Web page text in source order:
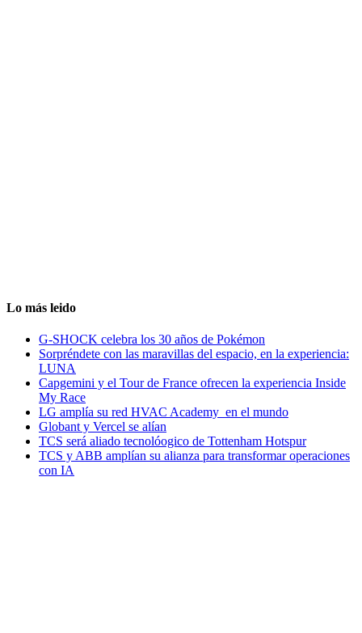
Lo más leido
G-SHOCK celebra los 30 años de Pokémon
Sorpréndete con las maravillas del espacio, en la experiencia:
LUNA
Capgemini y el Tour de France ofrecen la experiencia Inside
My Race
LG amplía su red HVAC Academy en el mundo
Globant y Vercel se alían
TCS será aliado tecnolóogico de Tottenham Hotspur
TCS y ABB amplían su alianza para transformar operaciones
con IA